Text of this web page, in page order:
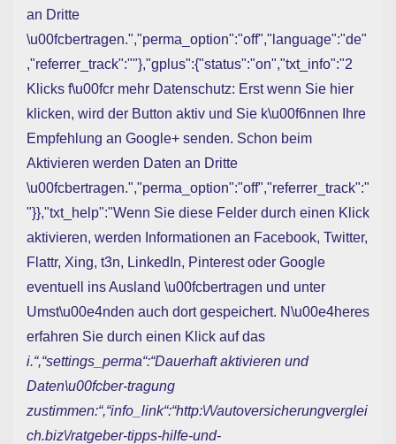
an Dritte
\u00fcbertragen.","perma_option":"off","language":"de"
,"referrer_track":""},"gplus":{"status":"on","txt_info":"2
Klicks f\u00fcr mehr Datenschutz: Erst wenn Sie hier
klicken, wird der Button aktiv und Sie k\u00f6nnen Ihre
Empfehlung an Google+ senden. Schon beim
Aktivieren werden Daten an Dritte
\u00fcbertragen.","perma_option":"off","referrer_track":"
"}},"txt_help":"Wenn Sie diese Felder durch einen Klick
aktivieren, werden Informationen an Facebook, Twitter,
Flattr, Xing, t3n, LinkedIn, Pinterest oder Google
eventuell ins Ausland \u00fcbertragen und unter
Umst\u00e4nden auch dort gespeichert. N\u00e4heres
erfahren Sie durch einen Klick auf das
i.“,“settings_perma“:“Dauerhaft aktivieren und
Daten\u00fcber-tragung
zustimmen:“,“info_link“:“http:\/\/autoversicherungverglei
ch.biz\/ratgeber-tipps-hilfe-und-